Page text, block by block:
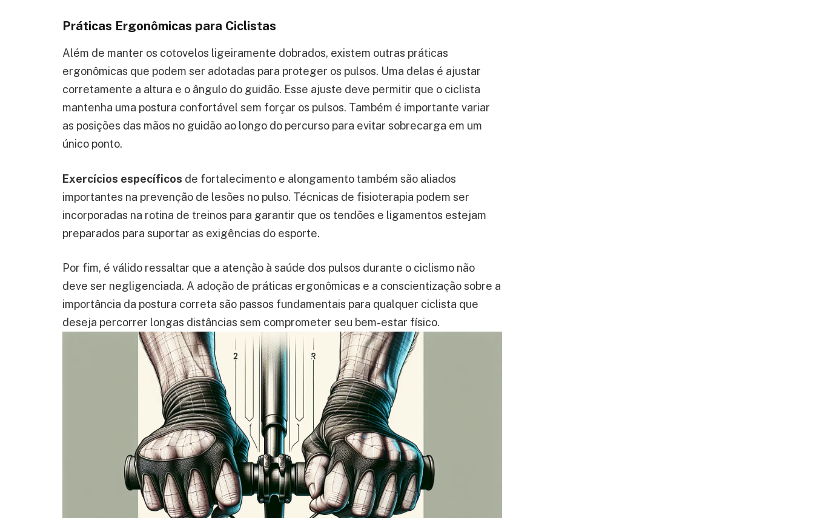
Práticas Ergonômicas para Ciclistas
Além de manter os cotovelos ligeiramente dobrados, existem outras práticas
ergonômicas que podem ser adotadas para proteger os pulsos. Uma delas é ajustar
corretamente a altura e o ângulo do guidão. Esse ajuste deve permitir que o ciclista
mantenha uma postura confortável sem forçar os pulsos. Também é importante variar
as posições das mãos no guidão ao longo do percurso para evitar sobrecarga em um
único ponto.
Exercícios específicos de fortalecimento e alongamento também são aliados
importantes na prevenção de lesões no pulso. Técnicas de fisioterapia podem ser
incorporadas na rotina de treinos para garantir que os tendões e ligamentos estejam
preparados para suportar as exigências do esporte.
Por fim, é válido ressaltar que a atenção à saúde dos pulsos durante o ciclismo não
deve ser negligenciada. A adoção de práticas ergonômicas e a conscientização sobre a
importância da postura correta são passos fundamentais para qualquer ciclista que
deseja percorrer longas distâncias sem comprometer seu bem-estar físico.